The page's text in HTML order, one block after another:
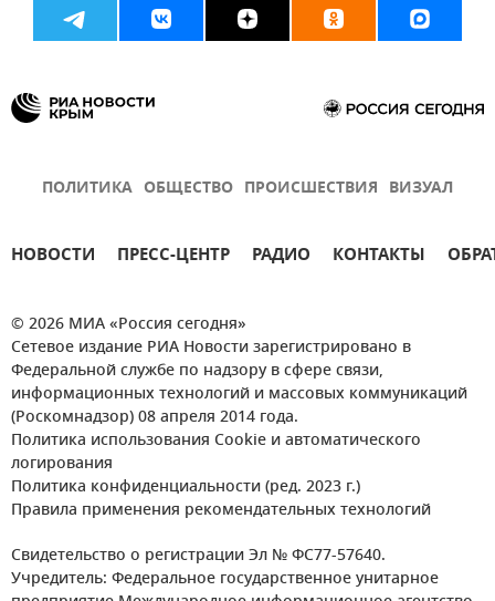
ПОЛИТИКА ОБЩЕСТВО ПРОИСШЕСТВИЯ ВИЗУАЛ
НОВОСТИ ПРЕСС-ЦЕНТР РАДИО КОНТАКТЫ
© 2026 МИА «Россия сегодня»
Сетевое издание РИА Новости зарегистрировано в
Федеральной службе по надзору в сфере связи,
информационных технологий и массовых коммуникаций
(Роскомнадзор) 08 апреля 2014 года.
Политика использования Cookie и автоматического
логирования
Политика конфиденциальности (ред. 2023 г.)
Правила применения рекомендательных технологий
Свидетельство о регистрации Эл № ФС77-57640.
Учредитель: Федеральное государственное унитарное